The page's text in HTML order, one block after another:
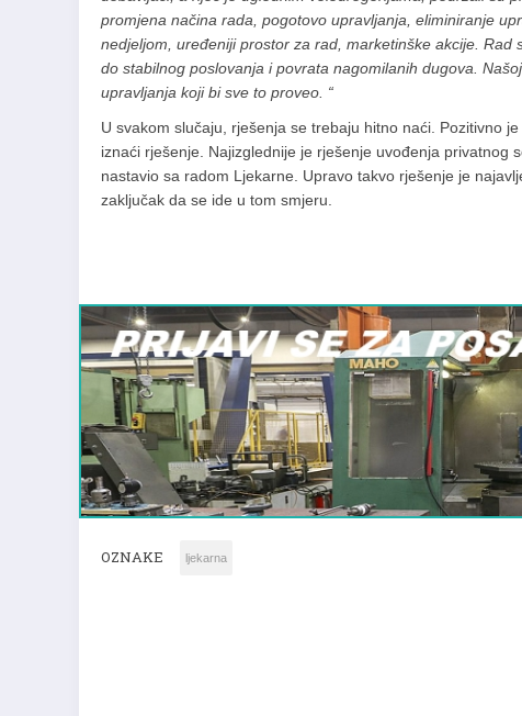
promjena načina rada, pogotovo upravljanja, eliminiranje
nedjeljom, uređeniji prostor za rad, marketinške akcije.
do stabilnog poslovanja i povrata nagomilanih dugova.
upravljanja koji bi sve to proveo. “
U svakom slučaju, rješenja se trebaju hitno naći. Pozitivno
iznaći rješenje. Najizglednije je rješenje uvođenja
nastavio sa radom Ljekarne. Upravo takvo rješenje je
zaključak da se ide u tom smjeru.
OZNAKE